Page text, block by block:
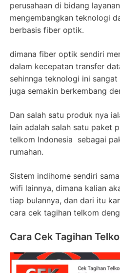
perusahaan di bidang
mengembangkan teknologi
berbasis fiber optik.
dimana fiber optik sendiri
dalam kecepatan transfer
sehinnga teknologi ini
juga semakin berkembang
Dan salah satu produk nya
lain adalah salah satu paket
telkom Indonesia sebagai
rumahan.
Sistem indihome sendiri
wifi lainnya, dimana kalian
tiap bulannya, dan dari itu
cara cek tagihan telkom
Cara Cek Tagihan